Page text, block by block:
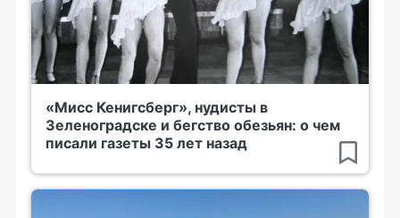
«Мисс Кенигсберг», нудисты в
Зеленоградске и бегство обезьян: о чем
писали газеты 35 лет назад